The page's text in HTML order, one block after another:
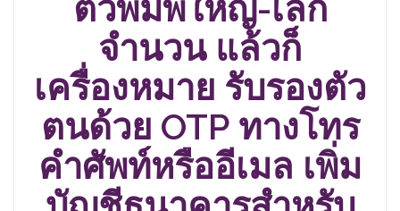
ตัวพิมพ์ใหญ่-เล็ก
จำนวน แล้วก็
เครื่องหมาย รับรองตัว
ตนด้วย OTP ทางโทร
คำศัพท์หรืออีเมล เพิ่ม